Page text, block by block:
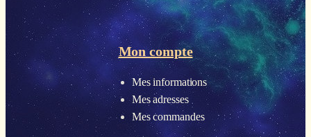
Mon compte
Mes informations
Mes adresses
Mes commandes